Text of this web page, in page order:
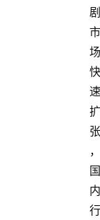
剧
市
场
快
速
扩
张
，
国
内
行